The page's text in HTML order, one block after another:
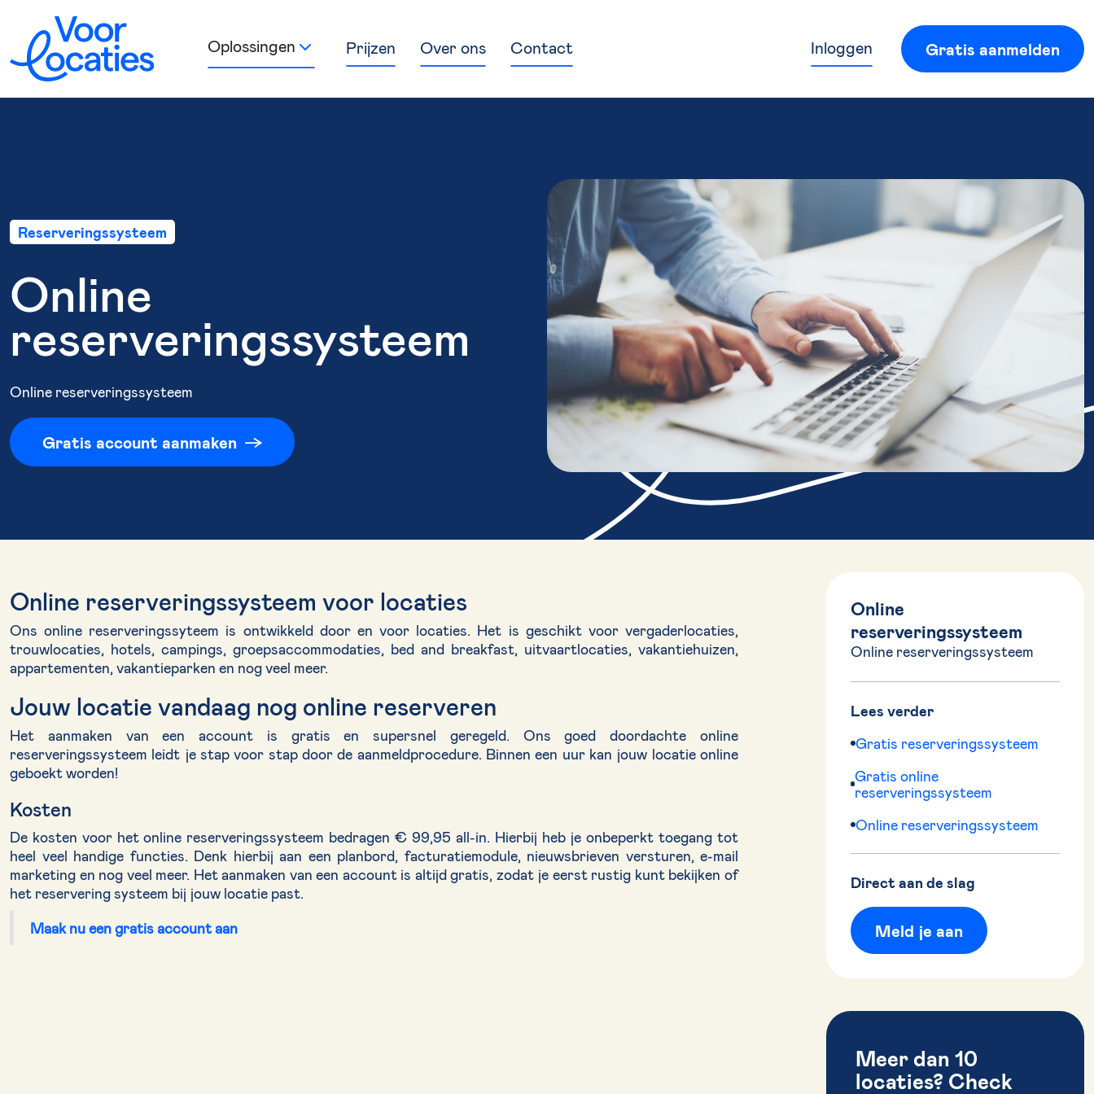
Oplossingen Prijzen Over ons Contact Inloggen Gratis aanmelden
Reserveringssysteem
Online
reserveringssysteem
Online reserveringssysteem
Gratis account aanmaken
Online reserveringssysteem voor locaties
Ons online reserveringssyteem is ontwikkeld door en voor locaties. Het is geschikt voor vergaderlocaties,
trouwlocaties, hotels, campings, groepsaccommodaties, bed and breakfast, uitvaartlocaties, vakantiehuizen,
appartementen, vakantieparken en nog veel meer.
Jouw locatie vandaag nog online reserveren
Het aanmaken van een account is gratis en supersnel geregeld. Ons goed doordachte online
reserveringssysteem leidt je stap voor stap door de aanmeldprocedure. Binnen een uur kan jouw locatie online
geboekt worden!
Kosten
De kosten voor het online reserveringssysteem bedragen € 99,95 all-in. Hierbij heb je onbeperkt toegang tot
heel veel handige functies. Denk hierbij aan een planbord, facturatiemodule, nieuwsbrieven versturen, e-mail
marketing en nog veel meer. Het aanmaken van een account is altijd gratis, zodat je eerst rustig kunt bekijken of
het reservering systeem bij jouw locatie past.
Maak nu een gratis account aan
Online
reserveringssysteem
Online reserveringssysteem
Lees verder
Gratis reserveringssysteem
Gratis online
reserveringssysteem
Online reserveringssysteem
Direct aan de slag
Meld je aan
Meer dan 10
locaties? Check